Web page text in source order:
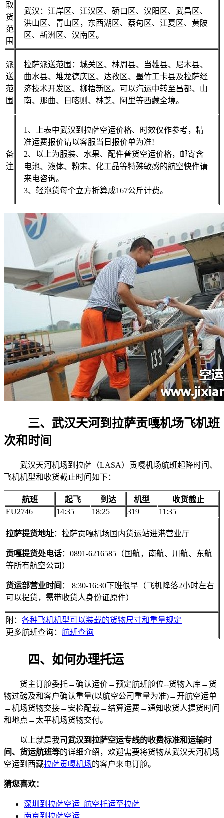
取
货
范
围
武汉：江岸区、江汉区、硚口区、汉阳区、武昌区、
洪山区、青山区，东西湖区、蔡甸区、江夏区、黄陂
区、新洲区、汉南区。
派
送
范
围
拉萨派送范围：城关区、林周县、当雄县、尼木县、
曲水县、堆龙德庆区、达孜区、墨竹工卡县及拉萨经
济技术开发区、柳梧新区。可以汽运中转至昌都、山
南、那曲、日喀则、林芝、阿里等西藏全境。
备
注
1、上表中武汉到拉萨空运价格、时效仅作参考，精
准运费报价请以客服当日报价单为准!
2、以上为服装、水果、配件普货空运价格，邮寄含
电池、液体、粉末、化工品等特殊敏感的航空快件请
来电咨询。
3、轻泡货每个立方折算成167公斤计费。
三、武汉天河到拉萨贡嘎机场飞机班
次和时间
武汉天河机场到拉萨（LASA）贡嘎机场航班起降时间、
飞机机型和收货截止时间如下：
航班 起飞 到达 机型
收货截止
EU2746
14:35 18:25 319 11:35
拉萨提货地址：拉萨贡嘎机场国内货运站进港营业厅
贡嘎提货处电话：0891-6216585（国航，南航、川航、东航
等所有航空公司）
货运部营业时间 ： 8:30-16:30下班很早（飞机降落2小时左右
可以提货，需带收货人身份证原件）
附： 各种飞机机型可以装载的货物尺寸和重量规定
更多航班查询： 航班查询
四、如何办理托运
货主订舱委托→确认运价→预定航班舱位--货物入库→货
物过磅及和客户确认重量(以航空公司重量为准)→开航空运单
→机场货物交接→安检配载→结算运费→通知收货人提货时间
和地点→太平机场货物交付。
以上就是我司武汉到拉萨空运专线的收费标准和运输时
间、货运航班等的详细介绍，欢迎需要将货物从武汉天河机场
空运到西藏拉萨贡嘎机场的客户来电订舱。
猜您喜欢：
深圳到拉萨空运_航空托运至拉萨
南京到拉萨空运